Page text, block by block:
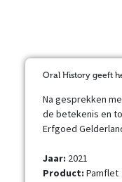
Oral History geeft
Na gesprekken
de betekenis en
Erfgoed
Jaar: 2021
Product: Pamflet